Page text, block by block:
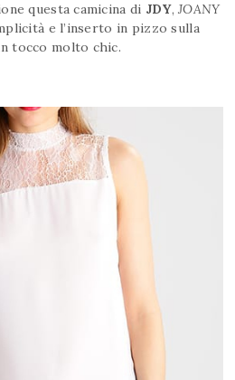
questa camicina di JDY,JOANY
e l’inserto in pizzo sulla
tocco molto chic.